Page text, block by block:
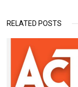
RELATED POSTS